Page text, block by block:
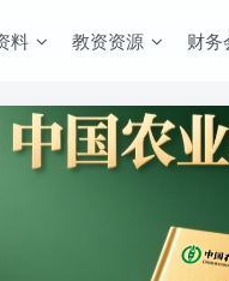
料 教资资源 财务